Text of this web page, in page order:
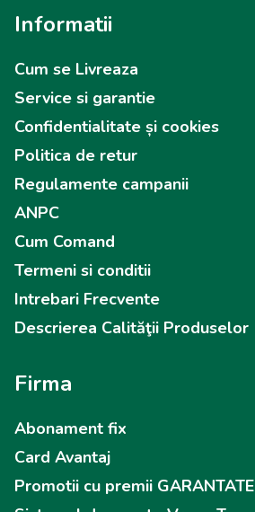
Informatii
Cum se Livreaza
Service si garantie
Confidentialitate și cookies
Politica de retur
Regulamente campanii
ANPC
Cum Comand
Termeni si conditii
Intrebari Frecvente
Descrierea Calităţii Produselor
Firma
Abonament fix
Card Avantaj
Promotii cu premii GARANTATE